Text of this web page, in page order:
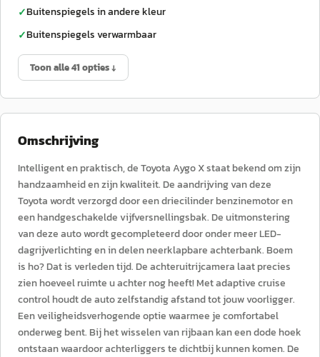
✓Buitenspiegels in andere kleur
✓Buitenspiegels verwarmbaar
Toon alle 41 opties ↓
Omschrijving
Intelligent en praktisch, de Toyota Aygo X staat bekend om zijn
handzaamheid en zijn kwaliteit. De aandrijving van deze
Toyota wordt verzorgd door een driecilinder benzinemotor en
een handgeschakelde vijfversnellingsbak. De uitmonstering
van deze auto wordt gecompleteerd door onder meer LED-
dagrijverlichting en in delen neerklapbare achterbank. Boem
is ho? Dat is verleden tijd. De achteruitrijcamera laat precies
zien hoeveel ruimte u achter nog heeft! Met adaptive cruise
control houdt de auto zelfstandig afstand tot jouw voorligger.
Een veiligheidsverhogende optie waarmee je comfortabel
onderweg bent. Bij het wisselen van rijbaan kan een dode hoek
ontstaan waardoor achterliggers te dichtbij kunnen komen. De